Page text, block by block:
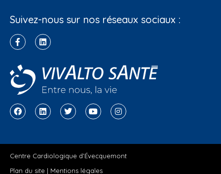
Suivez-nous sur nos réseaux sociaux :
Centre Cardiologique d’Évecquemont
Plan du site | Mentions légales